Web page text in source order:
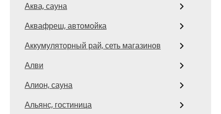
Аква, сауна
Аквафреш, автомойка
Аккумуляторный рай, сеть магазинов
Алви
Алион, сауна
Альянс, гостиница